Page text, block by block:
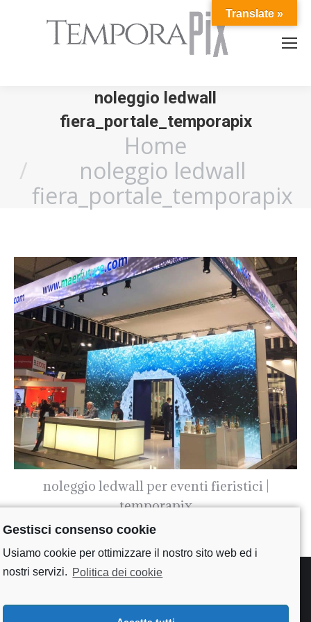
Gestisci consenso cookie
Usiamo cookie per ottimizzare il nostro sito web ed i
nostri servizi. Politica dei cookie
noleggio ledwall
fiera_portale_temporapix
Home
noleggio ledwall
fiera_portale_temporapix
noleggio ledwall per eventi fieristici |
temporapix
Translate »